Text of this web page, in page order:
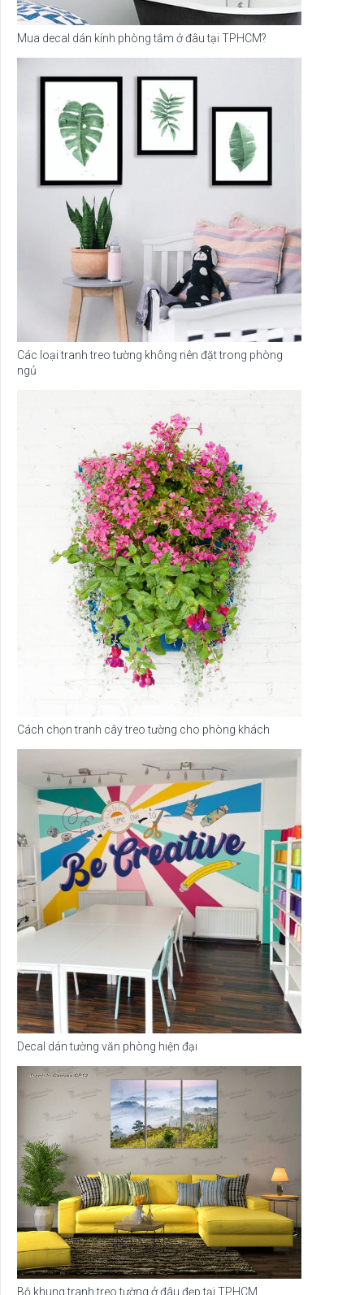
Mua decal dán kính phòng tắm ở đâu tại TPHCM?
Các loại tranh treo tường không nên đặt trong phòng
ngủ
Cách chọn tranh cây treo tường cho phòng khách
Decal dán tường văn phòng hiện đại
Bộ khung tranh treo tường ở đâu đẹp tại TPHCM